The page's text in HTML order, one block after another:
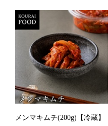
メンマキムチ(200g)【冷蔵】